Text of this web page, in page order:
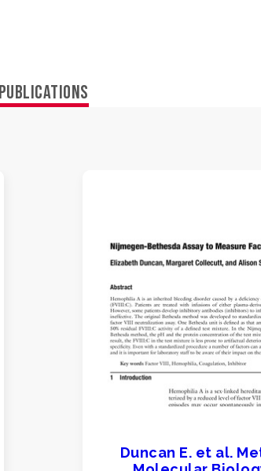
PUBLICATIONS
Duncan E. et al.